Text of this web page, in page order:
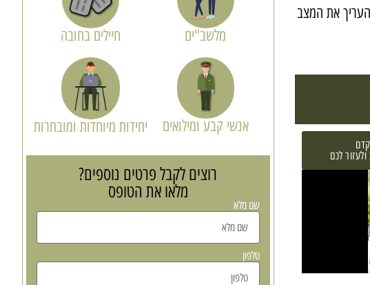
את המצב
לכם
מלשב"ים חיילים בחובה
אנשי קבע ומילואים יחידות מיוחדות ומובחרות
רוצים לקבל פרטים נוספים?
מלאו את הטופס
שם מלא
טלפון